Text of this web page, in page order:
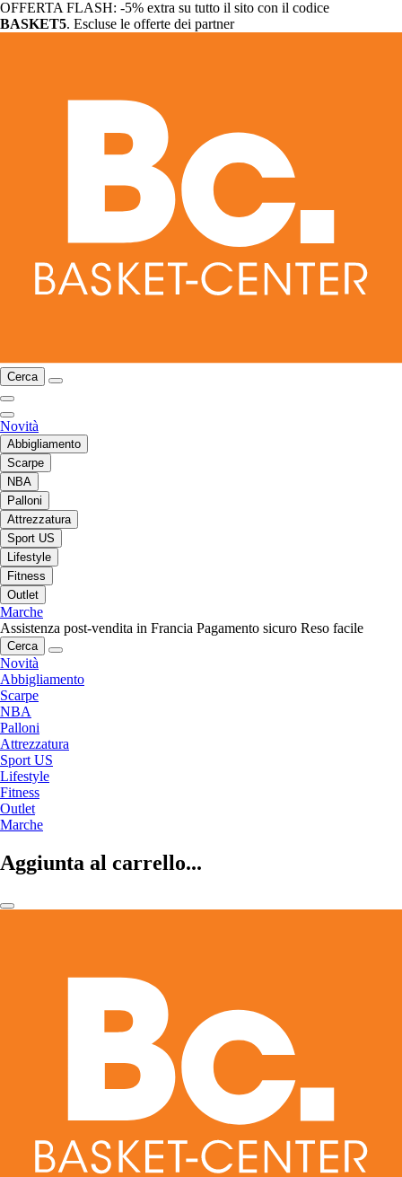
OFFERTA FLASH: -5% extra su tutto il sito con il codice
BASKET5. Escluse le offerte dei partner
Cerca
Novità
Abbigliamento
Scarpe
NBA
Palloni
Attrezzatura
Sport US
Lifestyle
Fitness
Outlet
Marche
Assistenza post-vendita in Francia Pagamento sicuro Reso facile
Cerca
Novità
Abbigliamento
Scarpe
NBA
Palloni
Attrezzatura
Sport US
Lifestyle
Fitness
Outlet
Marche
Aggiunta al carrello...